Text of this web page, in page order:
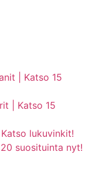
| Katso 15
| Katso 15
lukuvinkit!
suosituinta nyt!